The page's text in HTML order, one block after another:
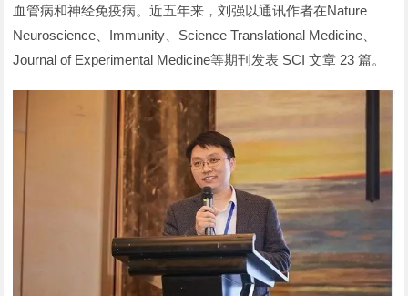
血管病和神经免疫病。近五年来，刘强以通讯作者在Nature
Neuroscience、Immunity、Science Translational Medicine、
Journal of Experimental Medicine等期刊发表 SCI 文章 23 篇。